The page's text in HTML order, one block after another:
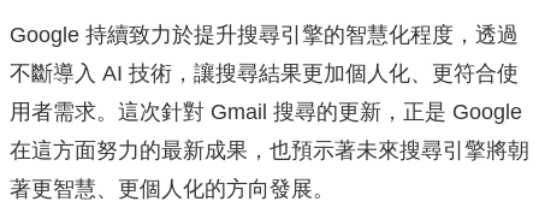
Google 持續致力於提升搜尋引擎的智慧化程度，透過
不斷導入 AI 技術，讓搜尋結果更加個人化、更符合使
用者需求。這次針對 Gmail 搜尋的更新，正是 Google
在這方面努力的最新成果，也預示著未來搜尋引擎將朝
著更智慧、更個人化的方向發展。